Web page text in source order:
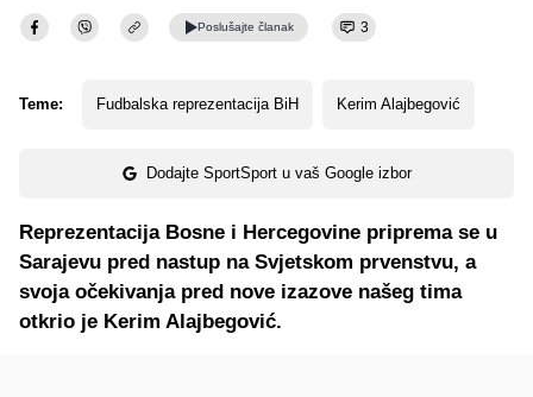
Poslušajte članak 3
Teme: Fudbalska reprezentacija BiH Kerim Alajbegović
Dodajte SportSport u vaš Google izbor
Reprezentacija Bosne i Hercegovine priprema se u
Sarajevu pred nastup na Svjetskom prvenstvu, a
svoja očekivanja pred nove izazove našeg tima
otkrio je Kerim Alajbegović.